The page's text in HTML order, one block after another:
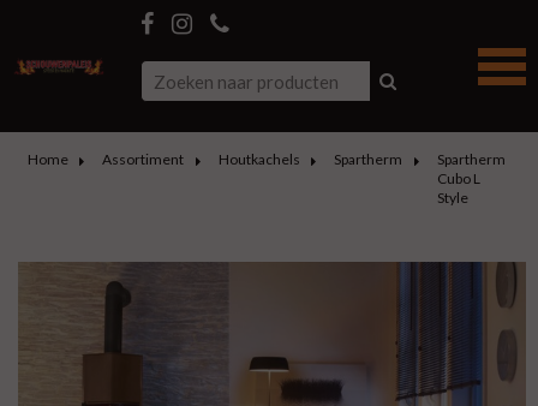
Home Assortiment Houtkachels Spartherm
Spartherm
Cubo L
Style